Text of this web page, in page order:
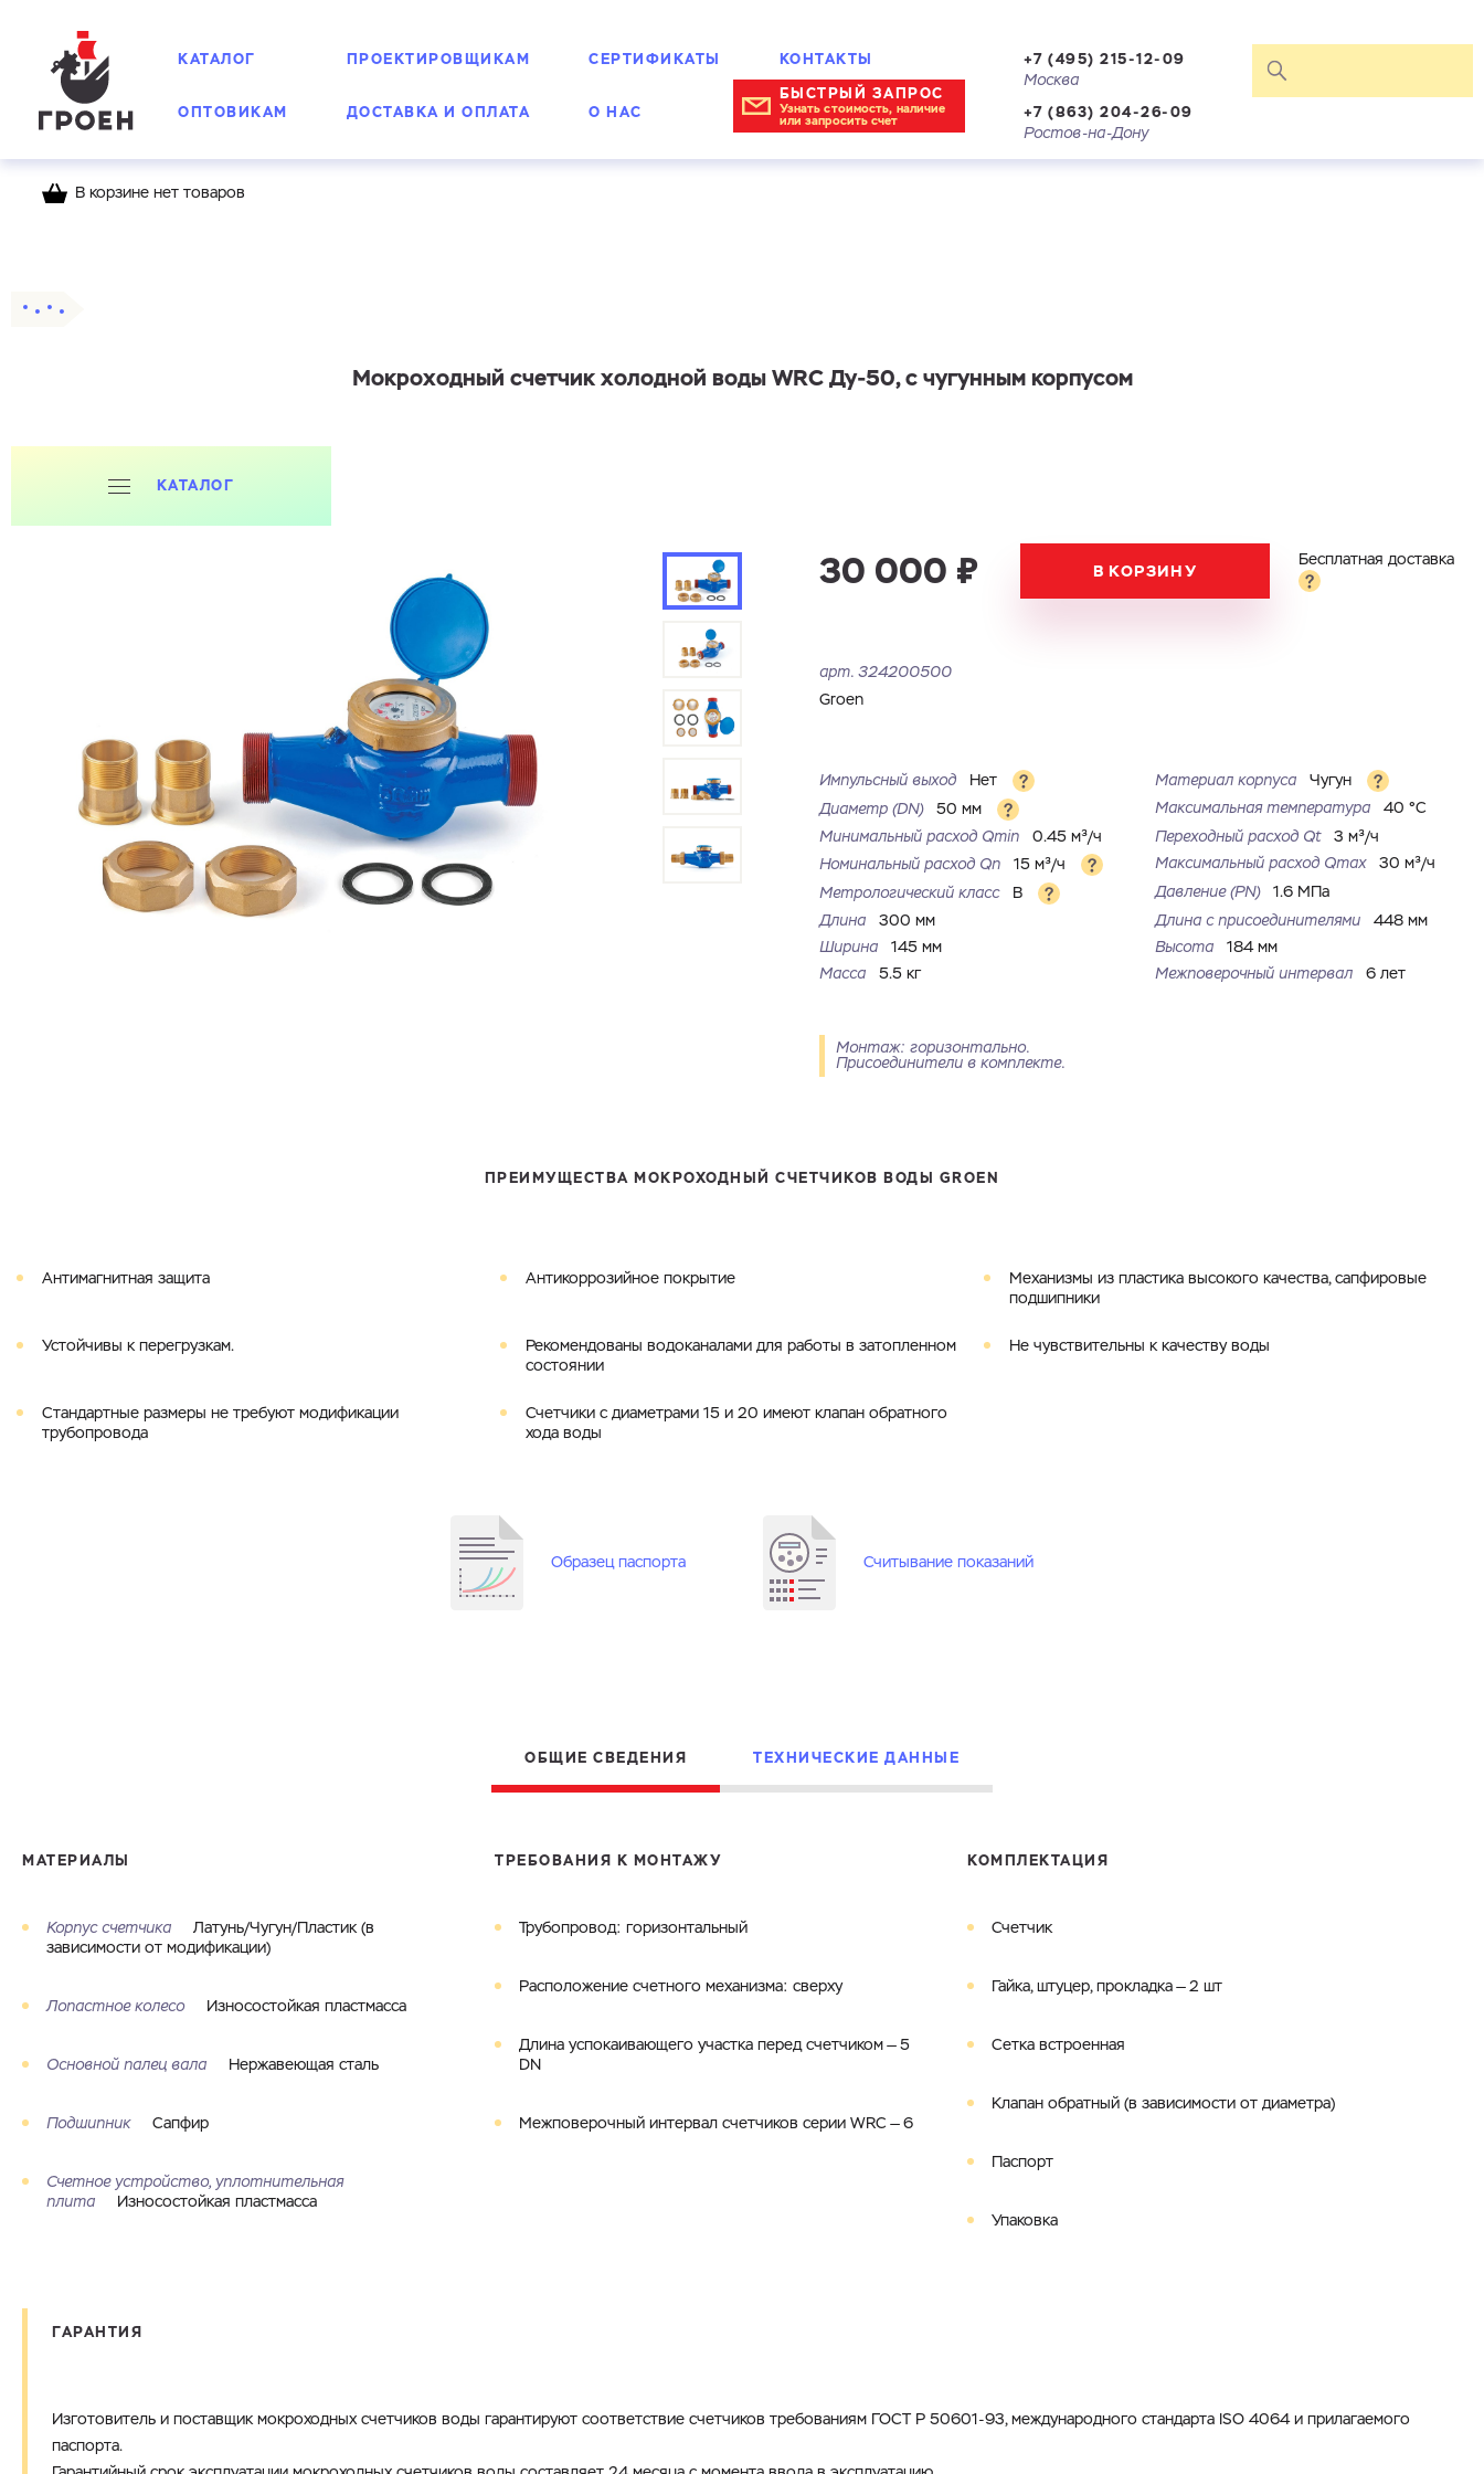
Имя
ОТПРАВИТЬ
Ваш запрос
Имя
Город
КАТАЛОГ
ОПТОВИКАМ
ПРОЕКТИРОВЩИКАМ
ДОСТАВКА И ОПЛАТА
СЕРТИФИКАТЫ
О НАС
КОНТАКТЫ
БЫСТРЫЙ ЗАПРОС
Узнать стоимость, наличие
или запросить счет
+7 (495) 215-12-09
Москва
+7 (863) 204-26-09
Ростов-на-Дону
В корзине нет товаров
Мокроходный счетчик холодной воды WRC Ду-50, с чугунным корпусом
КАТАЛОГ
30 000 ₽ В КОРЗИНУ
Бесплатная доставка
арт. 324200500
Groen
Импульсный выход Нет Материал корпуса
Чугун
Диаметр (DN)
50 мм Максимальная температура
40 °С
Минимальный расход Qmin
0.45 м³/ч Переходный расход Qt
3 м³/ч
Номинальный расход Qn
15 м³/ч Максимальный расход Qmax
30 м³/ч
Метрологический класс
B Давление (PN)
1.6 МПа
Длина
300 мм Длина с присоединителями
448 мм
Ширина
145 мм Высота
184 мм
Масса
5.5 кг Межповерочный интервал 6 лет
Монтаж: горизонтально.
Присоединители в комплекте.
ПРЕИМУЩЕСТВА МОКРОХОДНЫЙ СЧЕТЧИКОВ ВОДЫ GROEN
Антимагнитная защита Антикоррозийное покрытие
Механизмы из пластика высокого качества, сапфировые
подшипники
Устойчивы к перегрузкам.
Рекомендованы водоканалами для работы в затопленном
состоянии
Не чувствительны к качеству воды
Cтандартные размеры не требуют модификации
трубопровода
Счетчики с диаметрами 15 и 20 имеют клапан обратного
хода воды
Образец паспорта Считывание показаний
ОБЩИЕ СВЕДЕНИЯ ТЕХНИЧЕСКИЕ ДАННЫЕ
МАТЕРИАЛЫ
Корпус счетчика
Латунь/Чугун/Пластик (в
зависимости от модификации)
Лопастное колесо Износостойкая пластмасса
Основной палец вала Нержавеющая сталь
Подшипник Сапфир
Счетное устройство, уплотнительная
плита
Износостойкая пластмасса
ТРЕБОВАНИЯ К МОНТАЖУ
Трубопровод: горизонтальный
Расположение счетного механизма: сверху
Длина успокаивающего участка перед счетчиком — 5
DN
Межповерочный интервал счетчиков серии WRC — 6
КОМПЛЕКТАЦИЯ
Счетчик
Гайка, штуцер, прокладка — 2 шт
Сетка встроенная
Клапан обратный (в зависимости от диаметра)
Паспорт
Упаковка
ГАРАНТИЯ
Изготовитель и поставщик мокроходных счетчиков воды гарантируют соответствие счетчиков требованиям ГОСТ Р 50601-93, международного стандарта ISO 4064 и прилагаемого
паспорта.